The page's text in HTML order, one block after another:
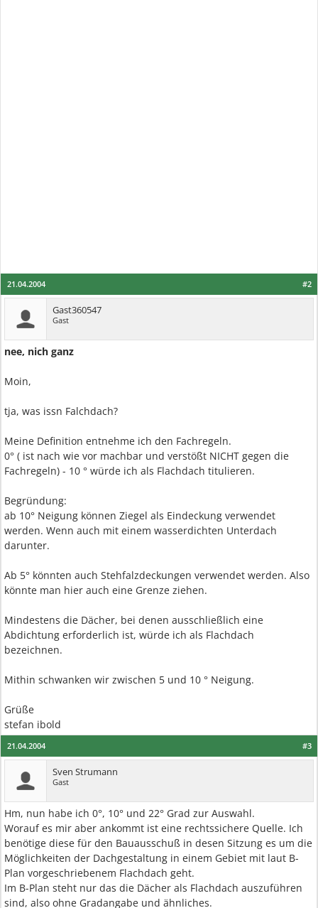
#2
21.04.2004
Gast360547
Gast
nee, nich ganz
Moin,
tja, was issn Falchdach?
Meine Definition entnehme ich den Fachregeln.
0° ( ist nach wie vor machbar und verstößt NICHT gegen die
Fachregeln) - 10 ° würde ich als Flachdach titulieren.
Begründung:
ab 10° Neigung können Ziegel als Eindeckung verwendet
werden. Wenn auch mit einem wasserdichten Unterdach
darunter.
Ab 5° könnten auch Stehfalzdeckungen verwendet werden. Also
könnte man hier auch eine Grenze ziehen.
Mindestens die Dächer, bei denen ausschließlich eine
Abdichtung erforderlich ist, würde ich als Flachdach
bezeichnen.
Mithin schwanken wir zwischen 5 und 10 ° Neigung.
Grüße
stefan ibold
#3
21.04.2004
Sven Strumann
Gast
Hm, nun habe ich 0°, 10° und 22° Grad zur Auswahl.
Worauf es mir aber ankommt ist eine rechtssichere Quelle. Ich
benötige diese für den Bauausschuß in desen Sitzung es um die
Möglichkeiten der Dachgestaltung in einem Gebiet mit laut B-
Plan vorgeschriebenem Flachdach geht.
Im B-Plan steht nur das die Dächer als Flachdach auszuführen
sind, also ohne Gradangabe und ähnliches.